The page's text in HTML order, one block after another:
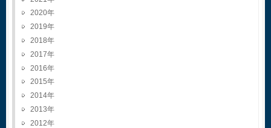
2020
2019
2018
2017
2016
2015
2014
2013
2012